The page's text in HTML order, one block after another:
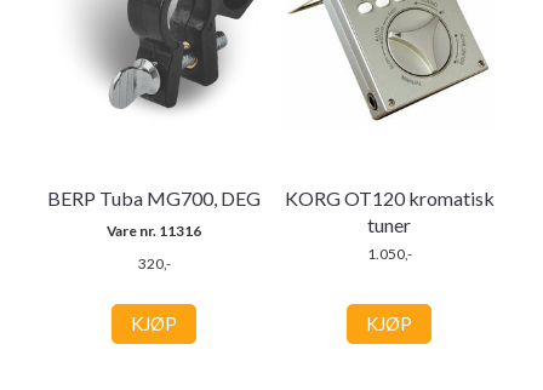
BERP Tuba MG700, DEG
Vare nr. 11316
320,-
KJØP
KORG OT120 kromatisk
tuner
1.050,-
KJØP